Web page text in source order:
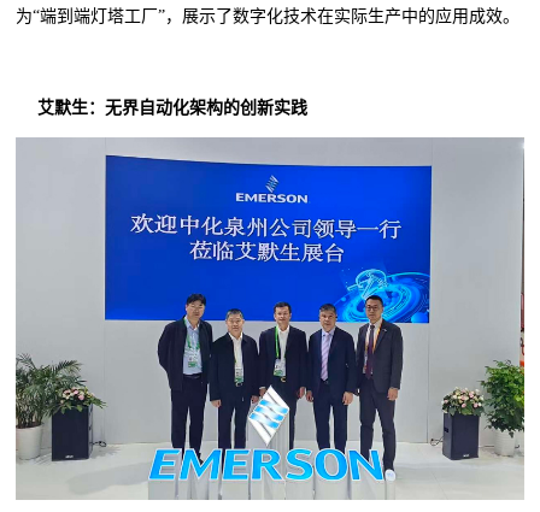
为“端到端灯塔工厂”，展示了数字化技术在实际生产中的应用成效。
艾默生：无界自动化架构的创新实践